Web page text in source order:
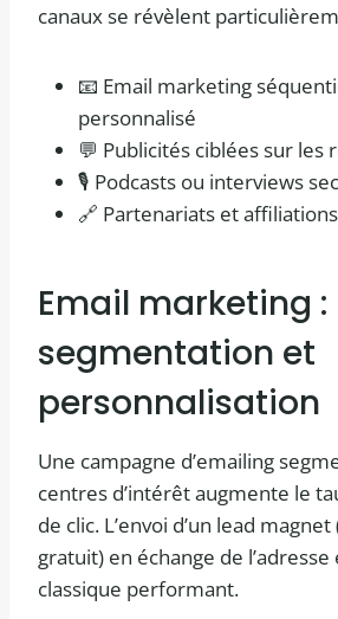
canaux se révèlent
📧 Email marketing
personnalisé
💬 Publicités ciblées sur les
🎙️ Podcasts ou interviews
🔗 Partenariats et affiliations
Email marketing :
segmentation et
personnalisation
Une campagne d’emailing
centres d’intérêt augmente le
de clic. L’envoi d’un lead
gratuit) en échange de
classique performant.